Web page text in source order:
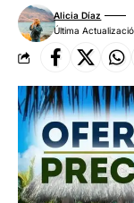
Última
Alicia Díaz